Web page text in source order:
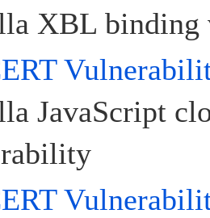
XBL binding
JavaScript